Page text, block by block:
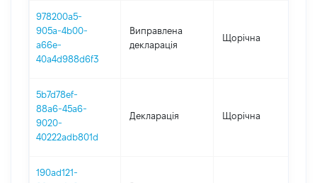
978200a5-
905a-4b00-
a66e-
40a4d988d6f3
Виправлена
декларація
Щорічна
5b7d78ef-
88a6-45a6-
9020-
40222adb801d
Декларація Щорічна
190ad121-